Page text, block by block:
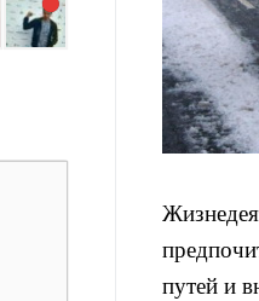
путей и